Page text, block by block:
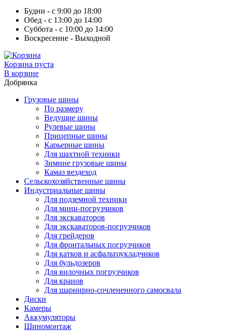
Будни - с 9:00 до 18:00
Обед - с 13:00 до 14:00
Суббота - с 10:00 до 14:00
Воскресение - Выходной
Корзина пуста
В корзине
Добрянка
Грузовые шины
По размеру
Ведущие шины
Рулевые шины
Прицепные шины
Карьерные шины
Для шахтной техники
Зимние грузовые шины
Камаз вездеход
Сельскохозяйственные шины
Индустриальные шины
Для подземной техники
Для мини-погрузчиков
Для экскаваторов
Для экскаваторов-погрузчиков
Для грейдеров
Для фронтальных погрузчиков
Для катков и асфальтоукладчиков
Для бульдозеров
Для вилочных погрузчиков
Для кранов
Для шарнирно-сочлененного самосвала
Диски
Камеры
Аккумуляторы
Шиномонтаж